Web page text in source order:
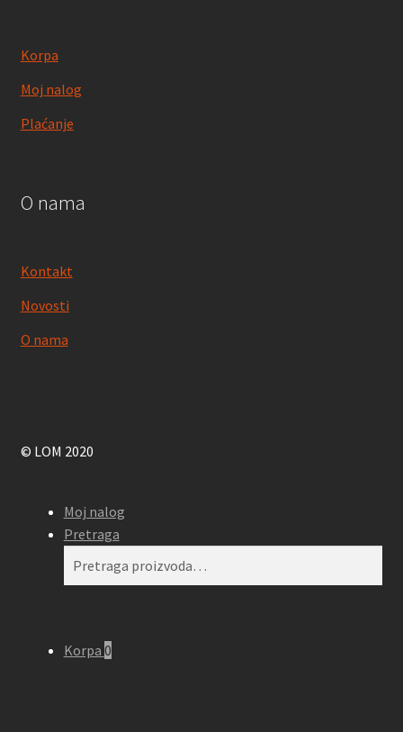
Korpa
Moj nalog
Plaćanje
O nama
Kontakt
Novosti
O nama
© LOM 2020
Moj nalog
Pretraga
Korpa 0